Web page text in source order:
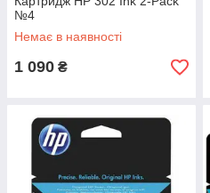
№4
Немає в наявності
1 090 ₴